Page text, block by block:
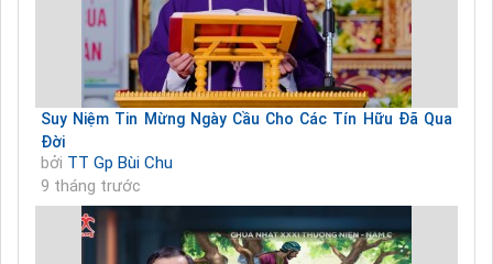
Suy Niệm Tin Mừng Ngày Cầu Cho Các Tín Hữu Đã Qua
Đời
bởi TT Gp Bùi Chu
9 tháng trước